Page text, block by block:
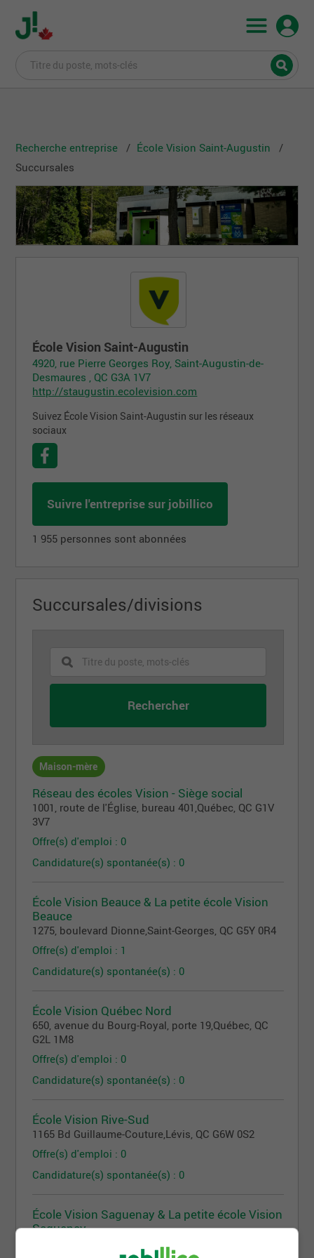
Recherche entreprise
École Vision Saint-Augustin
Succursales
École Vision Saint-Augustin
4920, rue Pierre Georges Roy, Saint-Augustin-de-
Desmaures , QC G3A 1V7
http://staugustin.ecolevision.com
Suivez École Vision Saint-Augustin sur les réseaux
sociaux
Suivre l'entreprise sur jobillico
1 955 personnes sont abonnées
Succursales/divisions
Maison-mère
Réseau des écoles Vision - Siège social
1001, route de l'Église, bureau 401 Québec , QC G1V
3V7
Offre(s) d'emploi : 0
Candidature(s) spontanée(s) : 0
École Vision Beauce & La petite école Vision
Beauce
1275, boulevard Dionne Saint-Georges , QC G5Y 0R4
Offre(s) d'emploi : 1
Candidature(s) spontanée(s) : 0
École Vision Québec Nord
650, avenue du Bourg-Royal, porte 19 Québec , QC
G2L 1M8
Offre(s) d'emploi : 0
Candidature(s) spontanée(s) : 0
École Vision Rive-Sud
1165 Bd Guillaume-Couture,Lévis, QC G6W 0S2
Offre(s) d'emploi : 0
Candidature(s) spontanée(s) : 0
École Vision Saguenay & La petite école Vision
Saguenay